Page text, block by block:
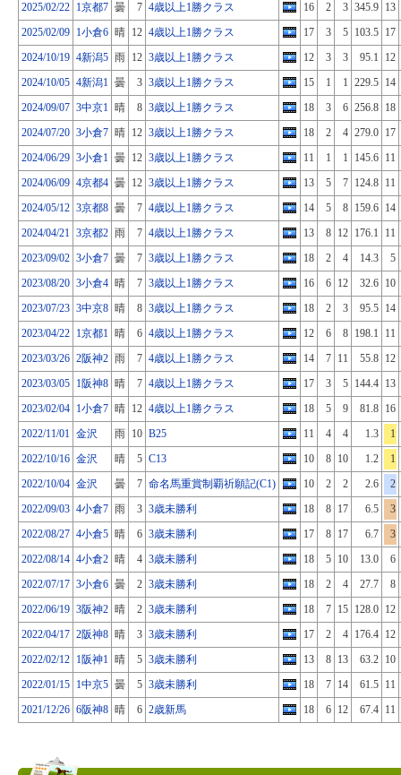
2025/02/22 1京都7 曇 7 4歳以上1勝クラス 16 2 3 345.9 13
2025/02/09 1小倉6 晴 12 4歳以上1勝クラス 17 3 5 103.5 17
2024/10/19 4新潟5 雨 12 3歳以上1勝クラス 12 3 3 95.1
12
2024/10/05 4新潟1 曇 3 3歳以上1勝クラス 15 1 1 229.5 14
2024/09/07 3中京1 晴 8 3歳以上1勝クラス 18 3 6 256.8 18
2024/07/20 3小倉7 晴 12 3歳以上1勝クラス 18 2 4 279.0 17
2024/06/29 3小倉1 曇 12 3歳以上1勝クラス 11 1 1 145.6 11
2024/06/09 4京都4 曇 12 3歳以上1勝クラス 13 5 7 124.8 11
2024/05/12 3京都8 曇 7 4歳以上1勝クラス 14 5 8 159.6 14
2024/04/21 3京都2 雨 7 4歳以上1勝クラス 13 8 12 176.1
11
2023/09/02 3小倉7 曇 7 3歳以上1勝クラス 18 2 4 14.3
5
2023/08/20 3小倉4 晴 7 3歳以上1勝クラス 16 6 12 32.6 10
2023/07/23 3中京8 晴 8 3歳以上1勝クラス 18 2 3 95.5 14
2023/04/22 1京都1 晴 6 4歳以上1勝クラス 12 6 8 198.1
11
2023/03/26 2阪神2 雨 7 4歳以上1勝クラス 14 7 11 55.8 12
2023/03/05 1阪神8 晴 7 4歳以上1勝クラス 17 3 5 144.4 13
2023/02/04 1小倉7 晴 12 4歳以上1勝クラス 18 5 9 81.8 16
2022/11/01 金沢 雨 10 B25 11 4 4 1.3
1
2022/10/16 金沢 晴 5 C13 10 8 10 1.2
1
2022/10/04 金沢 曇 7 命名馬重賞制覇祈願記(C1) 10 2 2 2.6
2
2022/09/03 4小倉7 雨 3 3歳未勝利 18 8 17 6.5
3
2022/08/27 4小倉5 晴 6 3歳未勝利 17 8 17 6.7
3
2022/08/14 4小倉2 晴 4 3歳未勝利 18 5 10 13.0
6
2022/07/17 3小倉6 曇 2 3歳未勝利 18 2 4 27.7
8
2022/06/19 3阪神2 晴 2 3歳未勝利 18 7 15 128.0 12
2022/04/17 2阪神8 晴 3 3歳未勝利 17 2 4 176.4 12
2022/02/12 1阪神1 晴 5 3歳未勝利 13 8 13 63.2 10
2022/01/15 1中京5 曇 5 3歳未勝利 18 7 14 61.5 11
2021/12/26 6阪神8 晴 6 2歳新馬 18 6 12 67.4 11